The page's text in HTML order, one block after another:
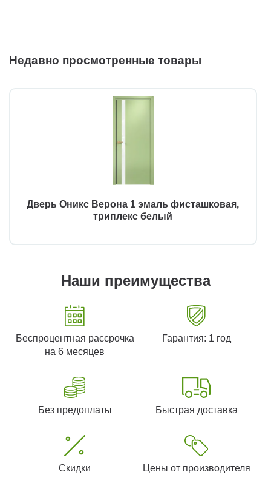
Недавно просмотренные товары
Дверь Оникс Верона 1 эмаль фисташковая,
триплекс белый
Наши преимущества
Беспроцентная рассрочка
на 6 месяцев
Гарантия: 1 год
Без предоплаты Быстрая доставка
Скидки Цены от производителя